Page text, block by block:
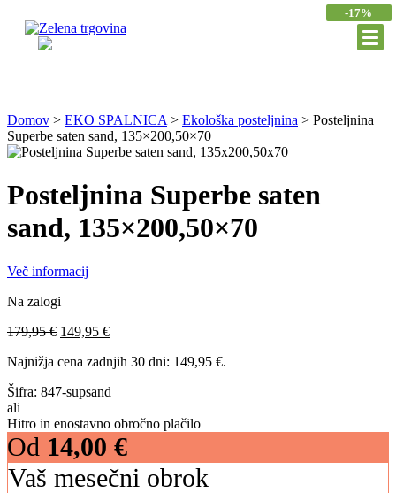
Domov > EKO SPALNICA > Ekološka posteljnina > Posteljnina
Superbe saten sand, 135×200,50×70
-17%
Posteljnina Superbe saten
sand, 135×200,50×70
Več informacij
Na zalogi
179,95€ Izvirna
je
179,95 €.
149,95 €Trenutna
je:
Najnižja cena zadnjih 30 dni: 149,95 €.
Šifra: 847-supsand
ali
Hitro in enostavno obročno plačilo
Od 14,00 €
Vaš mesečni obrok